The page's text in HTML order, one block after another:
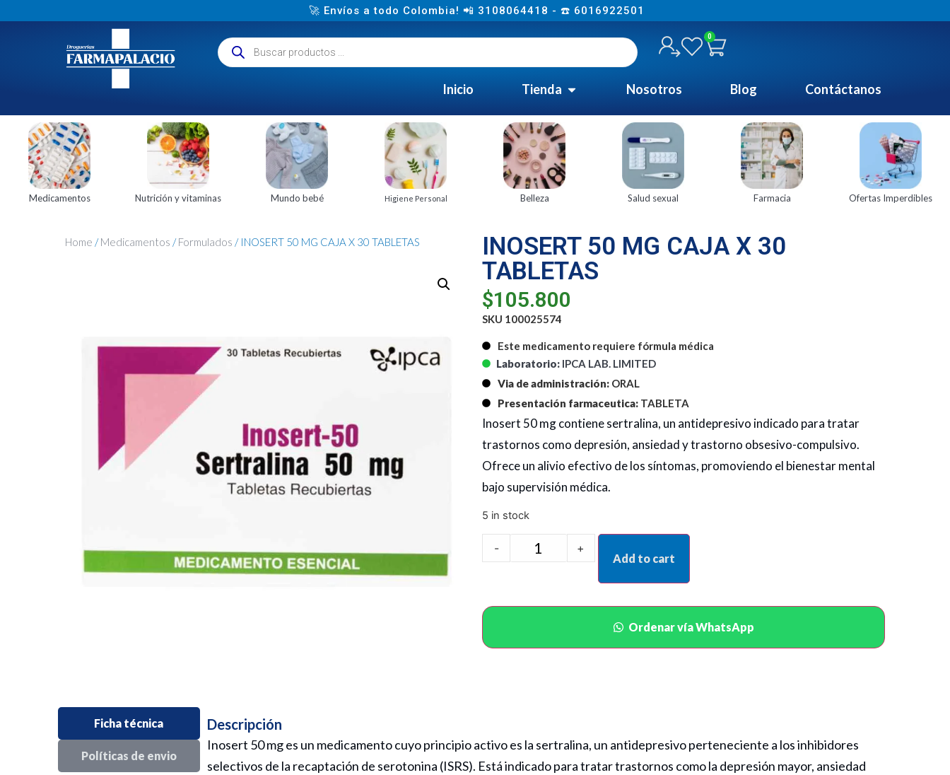
🚀 Envíos a todo Colombia! 📲 3108064418 - ☎️ 6016922501
0
Inicio Tienda Nosotros Blog Contáctanos
Medicamentos Nutrición y vitaminas Mundo bebé Higiene Personal Belleza Salud sexual Farmacia Ofertas Imperdibles
Home /Medicamentos /Formulados / INOSERT 50 MG CAJA X 30 TABLETAS
INOSERT 50 MG CAJA X 30
TABLETAS
$105.800
SKU 100025574
Este medicamento requiere fórmula médica
Laboratorio: IPCA LAB. LIMITED
Via de administración: ORAL
Presentación farmaceutica: TABLETA
Inosert 50 mg contiene sertralina, un antidepresivo indicado para tratar
trastornos como depresión, ansiedad y trastorno obsesivo-compulsivo.
Ofrece un alivio efectivo de los síntomas, promoviendo el bienestar mental
bajo supervisión médica.
5 in stock
- +
Add to cart
Ordenar vía WhatsApp
Ficha técnica
Políticas de envio
Descripción
Inosert 50 mg es un medicamento cuyo principio activo es la sertralina, un antidepresivo perteneciente a los inhibidores
selectivos de la recaptación de serotonina (ISRS). Está indicado para tratar trastornos como la depresión mayor, ansiedad